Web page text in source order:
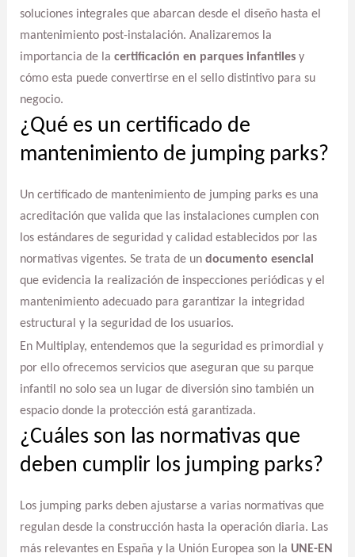
soluciones integrales que abarcan desde el diseño hasta el
mantenimiento post-instalación. Analizaremos la
importancia de la certificación en parques infantilesy
cómo esta puede convertirse en el sello distintivo para su
negocio.
¿Qué es un certificado de
mantenimiento de jumping parks?
Un certificado de mantenimiento de jumping parks es una
acreditación que valida que las instalaciones cumplen con
los estándares de seguridad y calidad establecidos por las
normativas vigentes. Se trata de un documento esencial
que evidencia la realización de inspecciones periódicas y el
mantenimiento adecuado para garantizar la integridad
estructural y la seguridad de los usuarios.
En Multiplay, entendemos que la seguridad es primordial y
por ello ofrecemos servicios que aseguran que su parque
infantil no solo sea un lugar de diversión sino también un
espacio donde la protección está garantizada.
¿Cuáles son las normativas que
deben cumplir los jumping parks?
Los jumping parks deben ajustarse a varias normativas que
regulan desde la construcción hasta la operación diaria. Las
más relevantes en España y la Unión Europea son la UNE-EN